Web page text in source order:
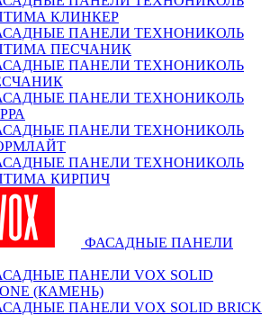
КЛИНКЕР
ПАНЕЛИ ТЕХНОНИКОЛЬ
ПЕСЧАНИК
ПАНЕЛИ ТЕХНОНИКОЛЬ
ПАНЕЛИ ТЕХНОНИКОЛЬ
ПАНЕЛИ ТЕХНОНИКОЛЬ
ПАНЕЛИ ТЕХНОНИКОЛЬ
КИРПИЧ
ФАСАДНЫЕ ПАНЕЛИ
ПАНЕЛИ VOX SOLID
(КАМЕНЬ)
ПАНЕЛИ VOX SOLID BRICK